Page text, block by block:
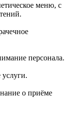
меню, с
персонала.
о приёме